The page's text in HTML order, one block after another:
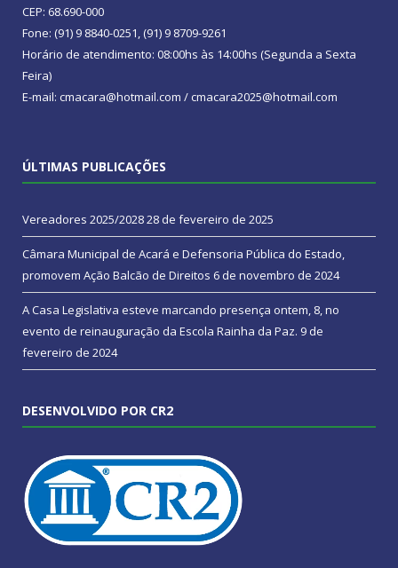
CEP: 68.690-000
Fone: (91) 9 8840-0251, (91) 9 8709-9261
Horário de atendimento: 08:00hs às 14:00hs (Segunda a Sexta
Feira)
E-mail: cmacara@hotmail.com / cmacara2025@hotmail.com
ÚLTIMAS PUBLICAÇÕES
Vereadores 2025/202828 de fevereiro de 2025
Câmara Municipal de Acará e Defensoria Pública do Estado,
promovem Ação Balcão de Direitos 6 de novembro de 2024
A Casa Legislativa esteve marcando presença ontem, 8, no
evento de reinauguração da Escola Rainha da Paz. 9 de
fevereiro de 2024
DESENVOLVIDO POR CR2